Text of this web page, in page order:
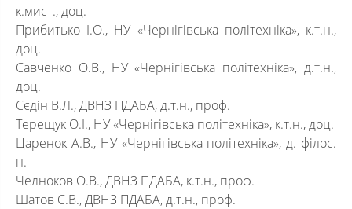
к.мист., доц.
Прибитько І.О., НУ «Чернігівська політехніка», к.т.н.,
доц.
Савченко О.В., НУ «Чернігівська політехніка», д.т.н.,
доц.
Сєдін В.Л., ДВНЗ ПДАБА, д.т.н., проф.
Терещук О.І., НУ «Чернігівська політехніка», к.т.н., доц.
Царенок А.В., НУ «Чернігівська політехніка», д. філос.
н.
Челноков О.В., ДВНЗ ПДАБА, к.т.н., проф.
Шатов С.В., ДВНЗ ПДАБА, д.т.н., проф.